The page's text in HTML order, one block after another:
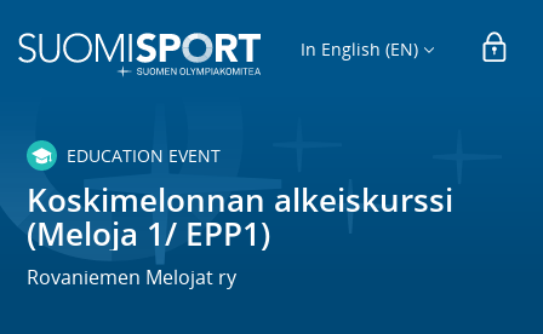
In English (EN)
EDUCATION EVENT
Koskimelonnan alkeiskurssi
(Meloja 1/ EPP1)
Rovaniemen Melojat ry